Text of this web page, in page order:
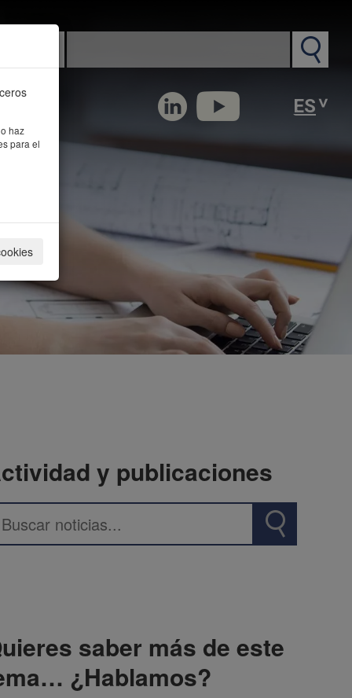
y publicaciones
saber más de este
¿Hablamos?
haz
para el